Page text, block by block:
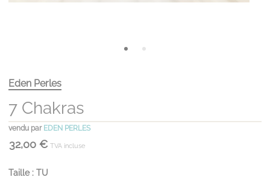
Eden Perles
7 Chakras
vendu par EDEN PERLES
32,00 € TVA incluse
Taille : TU